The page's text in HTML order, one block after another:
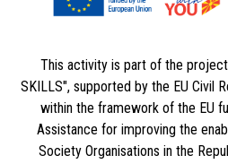
This activity is part of the project
SKILLS", supported by the EU Civil
within the framework of the EU
Assistance for improving the
Society Organisations in the